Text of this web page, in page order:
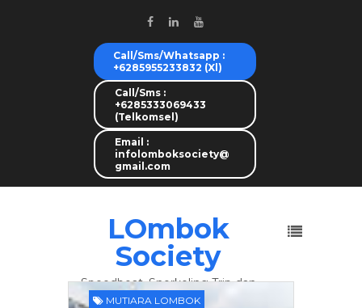
Call/Sms/Whatsapp :
+6285955233832 (Xl)
Call/Sms :
+6285333069433
(Telkomsel)
Email :
infolomboksociety@
gmail.com
LOmbok
Society
Speedboat, Snorkeling Trip dan
Lombok Tour
MUTIARA LOMBOK